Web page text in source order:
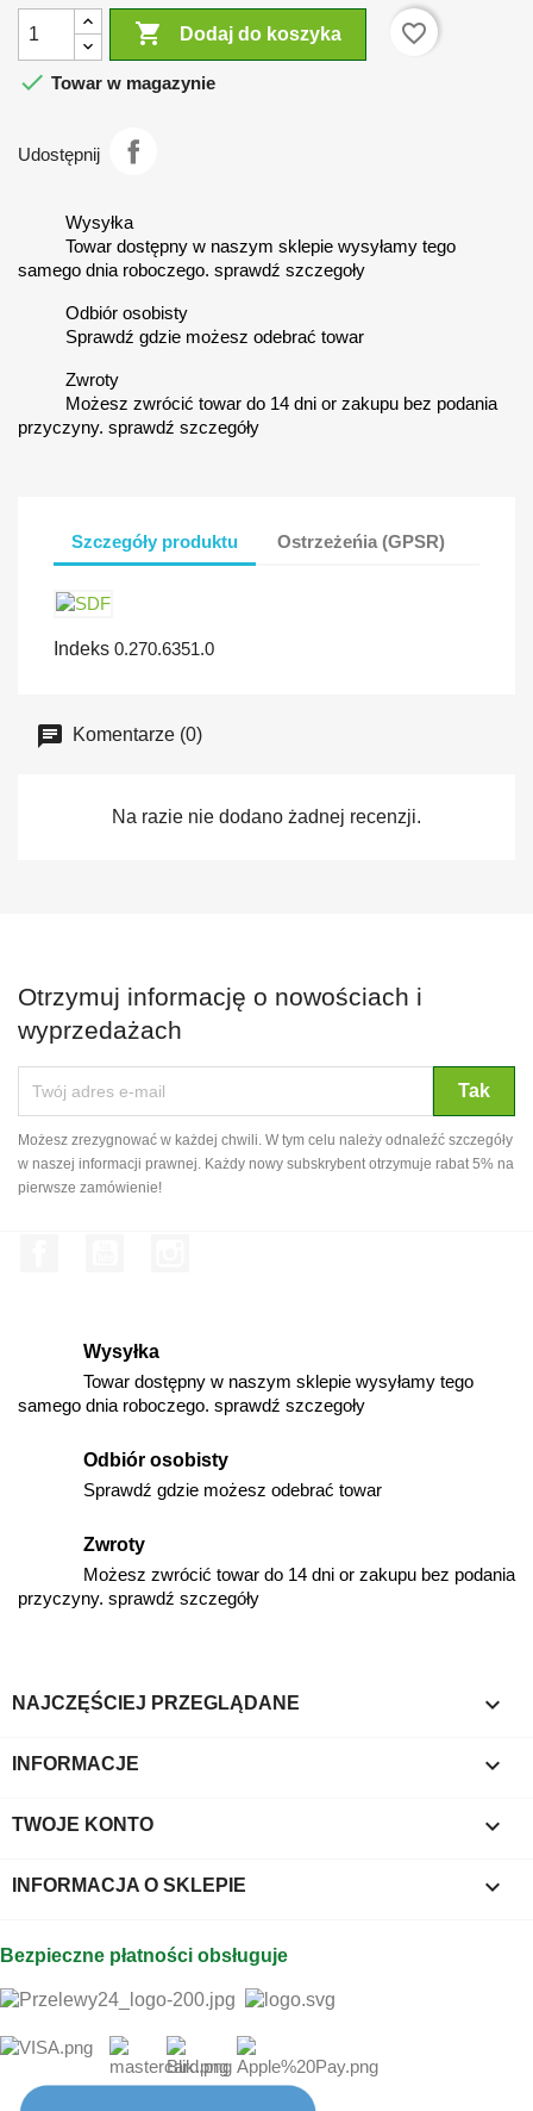
 Dodaj do koszyka
favorite_border
 Towar w magazynie
Udostępnij
Wysyłka
Towar dostępny w naszym sklepie wysyłamy tego
samego dnia roboczego. sprawdź szczegoły
Odbiór osobisty
Sprawdź gdzie możesz odebrać towar
Zwroty
Możesz zwrócić towar do 14 dni or zakupu bez podania
przyczyny. sprawdź szczegóły
Szczegóły produktu Ostrzeżeńia (GPSR)
Indeks 0.270.6351.0
Komentarze (0)
Na razie nie dodano żadnej recenzji.
Otrzymuj informację o nowościach i
wyprzedażach
Możesz zrezygnować w każdej chwili. W tym celu należy odnaleźć szczegóły
w naszej informacji prawnej. Każdy nowy subskrybent otrzymuje rabat 5% na
pierwsze zamówienie!
Wysyłka
Towar dostępny w naszym sklepie wysyłamy tego
samego dnia roboczego. sprawdź szczegoły
Odbiór osobisty
Sprawdź gdzie możesz odebrać towar
Zwroty
Możesz zwrócić towar do 14 dni or zakupu bez podania
przyczyny. sprawdź szczegóły
NAJCZĘŚCIEJ PRZEGLĄDANE 
INFORMACJE 
TWOJE KONTO 
INFORMACJA O SKLEPIE keyboard_arrow_down
Bezpieczne płatności obsługuje